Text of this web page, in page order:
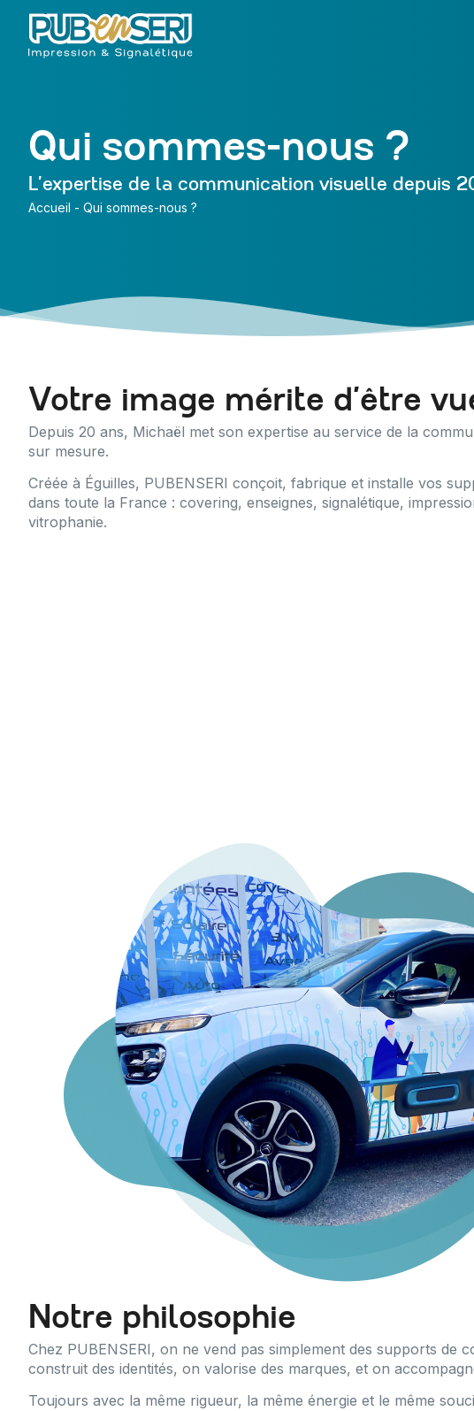
Qui sommes-nous ?
L’expertise de la communication visuelle depuis
Accueil - Qui sommes-nous ?
Votre image mérite d’être
Depuis 20 ans, Michaël met son expertise au service de la
sur mesure.
Créée à Éguilles, PUBENSERI conçoit, fabrique et installe vos
dans toute la France : covering, enseignes, signalétique,
vitrophanie.
Notre philosophie
Chez PUBENSERI, on ne vend pas simplement des supports de
construit des identités, on valorise des marques, et on
Toujours avec la même rigueur, la même énergie et le même